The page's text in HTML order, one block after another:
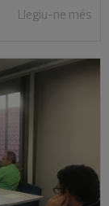
Llegiu-ne més